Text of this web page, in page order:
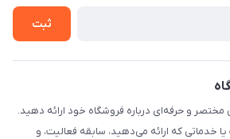
ثبت
و حرفه‌ای درباره فروشگاه خود ارائه دهید.
خدماتی که ارائه می‌دهید، سابقه فعالیت، و